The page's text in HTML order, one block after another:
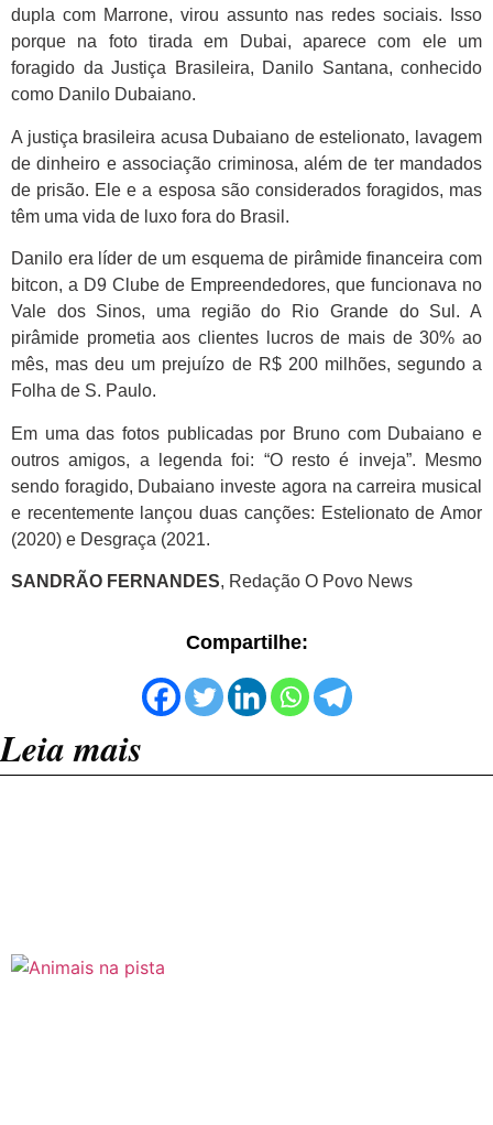
dupla com Marrone, virou assunto nas redes sociais. Isso
porque na foto tirada em Dubai, aparece com ele um
foragido da Justiça Brasileira, Danilo Santana, conhecido
como Danilo Dubaiano.
A justiça brasileira acusa Dubaiano de estelionato, lavagem
de dinheiro e associação criminosa, além de ter mandados
de prisão. Ele e a esposa são considerados foragidos, mas
têm uma vida de luxo fora do Brasil.
Danilo era líder de um esquema de pirâmide financeira com
bitcon, a D9 Clube de Empreendedores, que funcionava no
Vale dos Sinos, uma região do Rio Grande do Sul. A
pirâmide prometia aos clientes lucros de mais de 30% ao
mês, mas deu um prejuízo de R$ 200 milhões, segundo a
Folha de S. Paulo.
Em uma das fotos publicadas por Bruno com Dubaiano e
outros amigos, a legenda foi: “O resto é inveja”. Mesmo
sendo foragido, Dubaiano investe agora na carreira musical
e recentemente lançou duas canções: Estelionato de Amor
(2020) e Desgraça (2021.
SANDRÃO FERNANDES, Redação O Povo News
Compartilhe:
Leia mais